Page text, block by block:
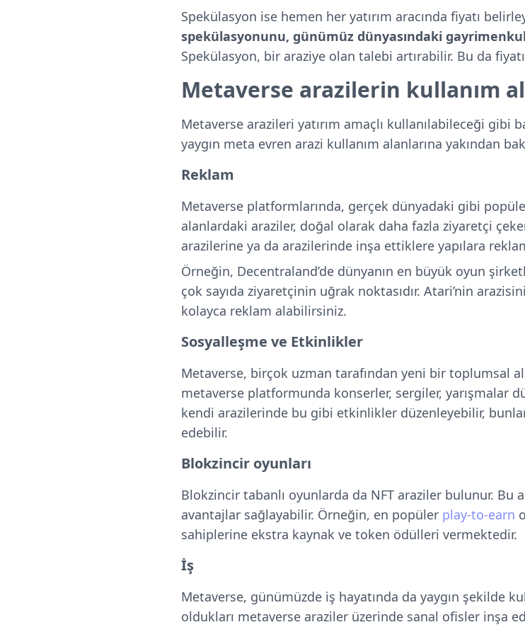
Spekülasyon ise hemen her yatırım aracında fiyatı
spekülasyonunu, günümüz dünyasındaki
Spekülasyon, bir araziye olan talebi artırabilir. Bu da
Metaverse arazilerin kullanım
Metaverse arazileri yatırım amaçlı kullanılabileceği gibi
yaygın meta evren arazi kullanım alanlarına yakından
Reklam
Metaverse platformlarında, gerçek dünyadaki gibi
alanlardaki araziler, doğal olarak daha fazla ziyaretçi
arazilerine ya da arazilerinde inşa ettiklere yapılara
Örneğin, Decentraland’de dünyanın en büyük oyun
çok sayıda ziyaretçinin uğrak noktasıdır. Atari’nin
kolayca reklam alabilirsiniz.
Sosyalleşme ve Etkinlikler
Metaverse, birçok uzman tarafından yeni bir toplumsal
metaverse platformunda konserler, sergiler, yarışmalar
kendi arazilerinde bu gibi etkinlikler düzenleyebilir,
edebilir.
Blokzincir oyunları
Blokzincir tabanlı oyunlarda da NFT araziler bulunur.
avantajlar sağlayabilir. Örneğin, en popüler play-to-earn
sahiplerine ekstra kaynak ve token ödülleri vermektedir.
İş
Metaverse, günümüzde iş hayatında da yaygın şekilde
oldukları metaverse araziler üzerinde sanal ofisler inşa